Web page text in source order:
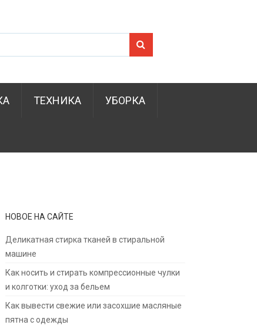
ТЕХНИКА УБОРКА
НОВОЕ НА САЙТЕ
Деликатная стирка тканей в стиральной
машине
Как носить и стирать компрессионные чулки
и колготки: уход за бельем
Как вывести свежие или засохшие масляные
пятна с одежды